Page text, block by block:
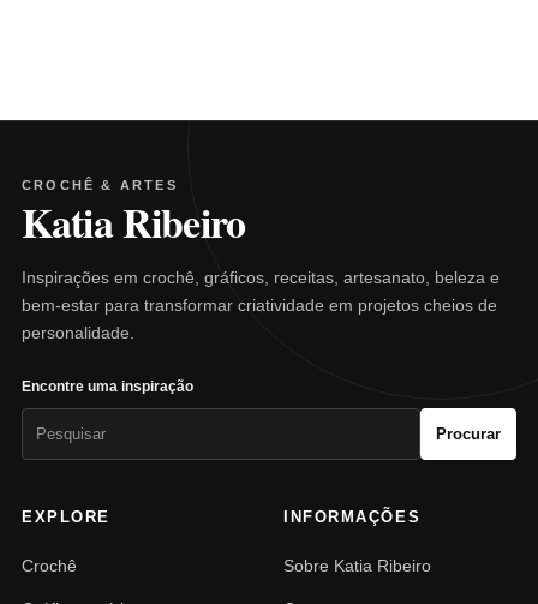
CROCHÊ & ARTES
Katia Ribeiro
Inspirações em crochê, gráficos, receitas, artesanato, beleza e
bem-estar para transformar criatividade em projetos cheios de
personalidade.
Encontre uma inspiração
Procurar
EXPLORE
Crochê
INFORMAÇÕES
Sobre Katia Ribeiro